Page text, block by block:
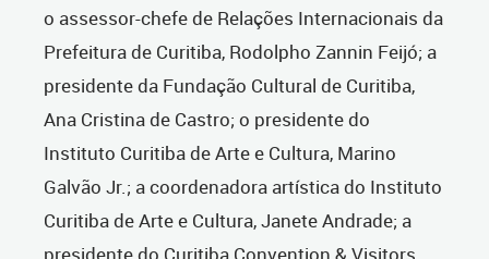
o assessor-chefe de Relações Internacionais da
Prefeitura de Curitiba, Rodolpho Zannin Feijó; a
presidente da Fundação Cultural de Curitiba,
Ana Cristina de Castro; o presidente do
Instituto Curitiba de Arte e Cultura, Marino
Galvão Jr.; a coordenadora artística do Instituto
Curitiba de Arte e Cultura, Janete Andrade; a